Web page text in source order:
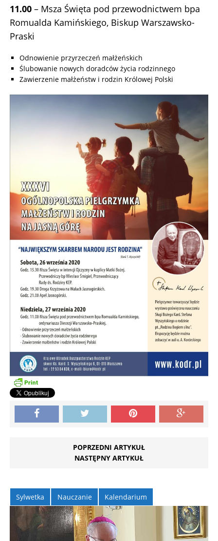
11.00 – Msza Święta pod przewodnictwem bpa
Romualda Kamińskiego, Biskup Warszawsko-
Praski
Odnowienie przyrzeczeń małżeńskich
Ślubowanie nowych doradców życia rodzinnego
Zawierzenie małżeństw i rodzin Królowej Polski
POPRZEDNI ARTYKUŁ
NASTĘPNY ARTYKUŁ
Sylwetka Nauczanie Kalendarium